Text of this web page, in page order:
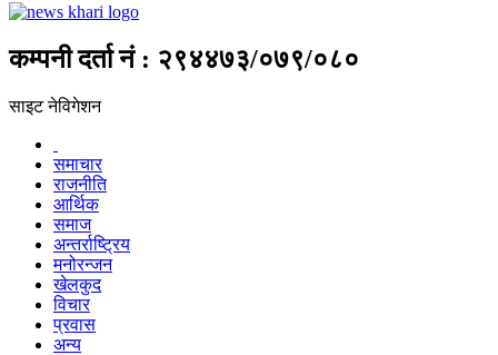
कम्पनी दर्ता नं : २९४४७३/०७९/०८०
साइट नेविगेशन
समाचार
राजनीति
आर्थिक
समाज
अन्तर्राष्ट्रिय
मनोरन्जन
खेलकुद
विचार
प्रवास
अन्य